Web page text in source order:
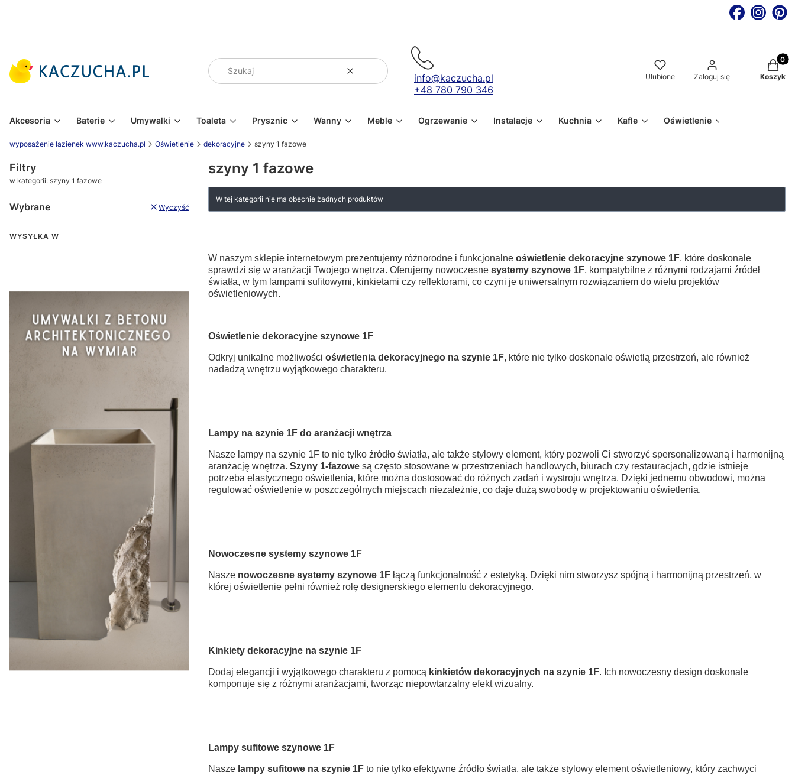
WyczyśćSzukaj
info@kaczucha.pl
+48 780 790 346
Ulubione Zaloguj się Koszyk
Akcesoria Baterie Umywalki Toaleta Prysznic Wanny Meble Ogrzewanie Instalacje Kuchnia Kafle Oświetlenie
wyposażenie łazienek www.kaczucha.pl Oświetlenie dekoracyjne szyny 1 fazowe
Filtry
w kategorii: szyny 1 fazowe
Wybrane Wyczyść
WYSYŁKA W
szyny 1 fazowe
W tej kategorii nie ma obecnie żadnych produktów
W naszym sklepie internetowym prezentujemy różnorodne i funkcjonalne oświetlenie dekoracyjne szynowe 1F, które doskonale
sprawdzi się w aranżacji Twojego wnętrza. Oferujemy nowoczesne systemy szynowe 1F, kompatybilne z różnymi rodzajami źródeł
światła, w tym lampami sufitowymi, kinkietami czy reflektorami, co czyni je uniwersalnym rozwiązaniem do wielu projektów
oświetleniowych.
Oświetlenie dekoracyjne szynowe 1F
Odkryj unikalne możliwości oświetlenia dekoracyjnego na szynie 1F, które nie tylko doskonale oświetlą przestrzeń, ale również
nadadzą wnętrzu wyjątkowego charakteru.
Lampy na szynie 1F do aranżacji wnętrza
Nasze lampy na szynie 1F to nie tylko źródło światła, ale także stylowy element, który pozwoli Ci stworzyć spersonalizowaną i harmonijną
aranżację wnętrza. Szyny 1-fazowe są często stosowane w przestrzeniach handlowych, biurach czy restauracjach, gdzie istnieje
potrzeba elastycznego oświetlenia, które można dostosować do różnych zadań i wystroju wnętrza. Dzięki jednemu obwodowi, można
regulować oświetlenie w poszczególnych miejscach niezależnie, co daje dużą swobodę w projektowaniu oświetlenia.
Nowoczesne systemy szynowe 1F
Nasze nowoczesne systemy szynowe 1F łączą funkcjonalność z estetyką. Dzięki nim stworzysz spójną i harmonijną przestrzeń, w
której oświetlenie pełni również rolę designerskiego elementu dekoracyjnego.
Kinkiety dekoracyjne na szynie 1F
Dodaj elegancji i wyjątkowego charakteru z pomocą kinkietów dekoracyjnych na szynie 1F. Ich nowoczesny design doskonale
komponuje się z różnymi aranżacjami, tworząc niepowtarzalny efekt wizualny.
Lampy sufitowe szynowe 1F
Nasze lampy sufitowe na szynie 1F to nie tylko efektywne źródło światła, ale także stylowy element oświetleniowy, który zachwyci